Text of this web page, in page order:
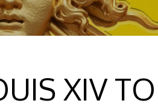
XIV